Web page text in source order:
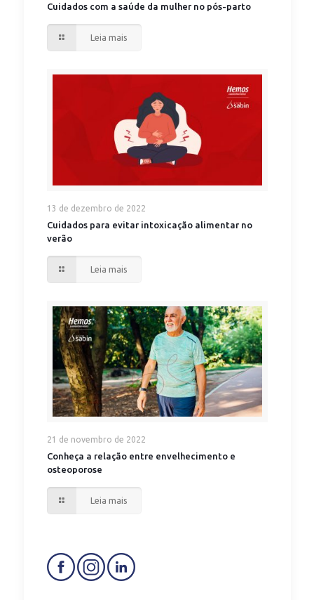
Cuidados com a saúde da mulher no pós-parto
Leia mais
13 de dezembro de 2022
Cuidados para evitar intoxicação alimentar no
verão
Leia mais
21 de novembro de 2022
Conheça a relação entre envelhecimento e
osteoporose
Leia mais